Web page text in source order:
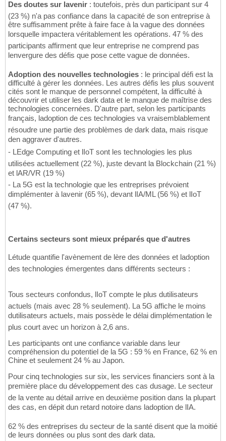
Des doutes sur lavenir : toutefois, près dun participant sur 4
(23 %) n'a pas confiance dans la capacité de son entreprise à
être suffisamment prête à faire face à la vague des données
lorsquelle impactera véritablement les opérations. 47 % des
participants affirment que leur entreprise ne comprend pas
lenvergure des défis que pose cette vague de données.
Adoption des nouvelles technologies : le principal défi est la
difficulté à gérer les données. Les autres défis les plus souvent
cités sont le manque de personnel compétent, la difficulté à
découvrir et utiliser les dark data et le manque de maîtrise des
technologies concernées. D'autre part, selon les participants
français, ladoption de ces technologies va vraisemblablement
résoudre une partie des problèmes de dark data, mais risque
den aggraver d'autres.
- LEdge Computing et lIoT sont les technologies les plus
utilisées actuellement (22 %), juste devant la Blockchain (21 %)
et lAR/VR (19 %)
- La 5G est la technologie que les entreprises prévoient
dimplémenter à lavenir (65 %), devant lIA/ML (56 %) et lIoT
(47 %).
Certains secteurs sont mieux préparés que d'autres
Létude quantifie l'avènement de lère des données et ladoption
des technologies émergentes dans différents secteurs :
Tous secteurs confondus, lIoT compte le plus dutilisateurs
actuels (mais avec 28 % seulement). La 5G affiche le moins
dutilisateurs actuels, mais possède le délai dimplémentation le
plus court avec un horizon à 2,6 ans.
Les participants ont une confiance variable dans leur
compréhension du potentiel de la 5G : 59 % en France, 62 % en
Chine et seulement 24 % au Japon.
Pour cinq technologies sur six, les services financiers sont à la
première place du développement des cas dusage. Le secteur
de la vente au détail arrive en deuxième position dans la plupart
des cas, en dépit dun retard notoire dans ladoption de lIA.
62 % des entreprises du secteur de la santé disent que la moitié
de leurs données ou plus sont des dark data.